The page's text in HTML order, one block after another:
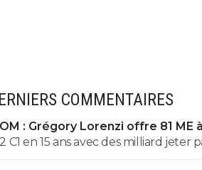
COMMENTAIRES
OM : Grégory Lorenzi offre 81 ME à
Frank McCourt
2 C1 en 15 ans avec des milliard jeter
les fenêtre et la final inter psg